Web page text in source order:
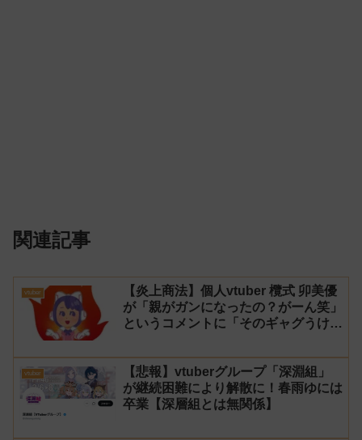
関連記事
vtuber
【炎上商法】個人vtuber 欖式 卯美優
が「親がガンになったの？がーん笑」
というコメントに「そのギャグうけ
はオススメしないと投稿し叩かれる
vtuber
【悲報】vtuberグループ「深淵組」
が継続困難により解散に！春雨ゆには
卒業【深層組とは無関係】